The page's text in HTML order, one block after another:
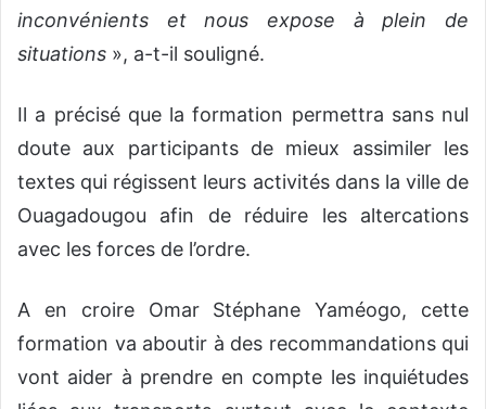
inconvénients et nous expose à plein de
situations », a-t-il souligné.
Il a précisé que la formation permettra sans nul
doute aux participants de mieux assimiler les
textes qui régissent leurs activités dans la ville de
Ouagadougou afin de réduire les altercations
avec les forces de l’ordre.
A en croire Omar Stéphane Yaméogo, cette
formation va aboutir à des recommandations qui
vont aider à prendre en compte les inquiétudes